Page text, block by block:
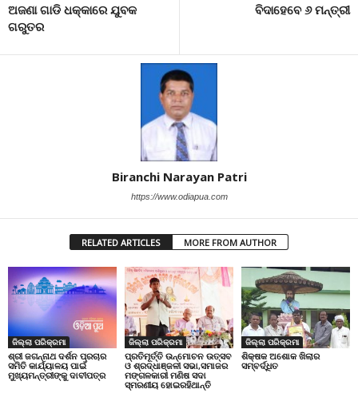
ଅଜଣା ଗାଡି ଧକ୍କାରେ ଯୁବକ
ଗରୁତର
ବିଦାହେବେ ୬ ମନ୍ତ୍ରୀ
Biranchi Narayan Patri
https://www.odiapua.com
RELATED ARTICLES MORE FROM AUTHOR
ଜିଲ୍ଲା ପରିକ୍ରମା
ଶ୍ରୀ ଜଗନ୍ନାଥ ଦର୍ଶନ ପ୍ରଚାର
ସମିତି କାର୍ଯ୍ୟାଳୟ ପାଇଁ
ମୁଖ୍ୟମନ୍ତ୍ରୀଙ୍କୁ ଦାବୀପତ୍ର
ଜିଲ୍ଲା ପରିକ୍ରମା
ପ୍ରତିମୂର୍ତ୍ତି ଉନ୍ମୋଚନ ଉତ୍ସବ
ଓ ଶ୍ରଦ୍ଧାଞ୍ଜଳୀ ସଭା,ସମାଜର
ମଙ୍ଗଳକାରୀ ମଣିଷ ସଦା
ସ୍ମରଣୀୟ ହୋଇରହିଥାନ୍ତି
ଜିଲ୍ଲା ପରିକ୍ରମା
ଶିକ୍ଷକ ଅଶୋକ ଖିଲାର
ସମ୍ବର୍ଦ୍ଧିତ